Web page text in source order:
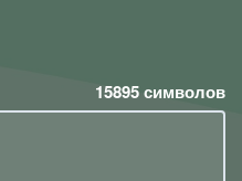
15895символов